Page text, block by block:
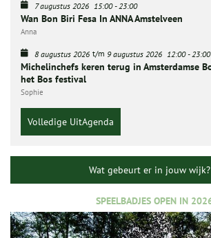
7 augustus 2026 15:00-23:00
Wan Bon Biri Fesa In ANNA Amstelveen
Anna
8 augustus 2026 t/m 9 augustus 2026 12:00-23:00
Michelinchefs keren terug in Amsterdamse
het Bos festival
Sophie
Volledige UitAgenda
Wat gebeurt er in jouw wijk?
SPEELBADJES OPEN IN